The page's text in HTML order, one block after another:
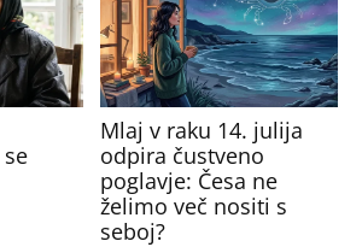
Mlaj v raku 14. julija
odpira čustveno
poglavje: Česa ne
želimo več nositi s
seboj?